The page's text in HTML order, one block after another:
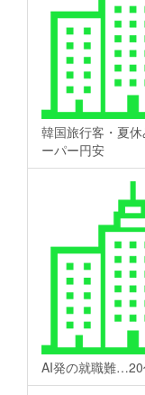
韓国旅行客・夏
ーパー円安
AI発の就職難…20